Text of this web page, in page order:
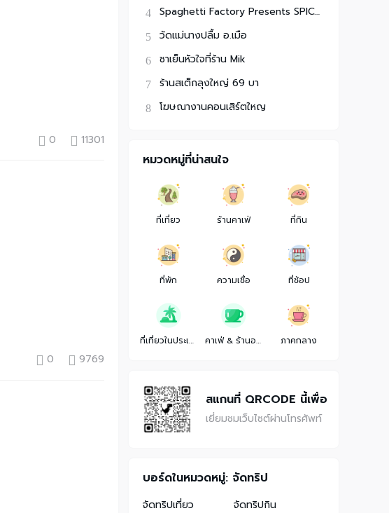
0 11301
0 9769
Spaghetti Factory Presents SPICYDISH FRI
วัดแม่นางปลื้ม อ.เมือ
ชาเย็นหัวใจที่ร้าน Mik
ร้านสเต็กลุงใหญ่ 69 บา
โฆษณางานคอนเสิร์ตใหญ
หมวดหมู่ที่น่าสนใจ
ที่เที่ยว ร้านคาเฟ่ ที่กิน
ที่พัก ความเชื่อ ที่ช้อป
ที่เที่ยวในประเทศ คาเฟ่ & ร้านอาหาร ภาคกลาง
สแกนที่ QRCODE นี้เพื่อ
เยี่ยมชมเว็บไซต์ผ่านโทรศัพท์
บอร์ดในหมวดหมู่: จัดทริป
จัดทริปเที่ยว
จัดทริปกิน